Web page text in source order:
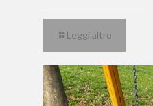
Leggi altro